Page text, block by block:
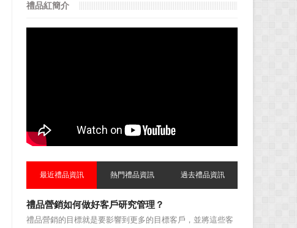
禮品紅簡介
最近禮品資訊 熱門禮品資訊 過去禮品資訊
禮品營銷如何做好客戶研究管理？
禮品營銷的目標就是要影響到更多的目標客戶，並將這些客